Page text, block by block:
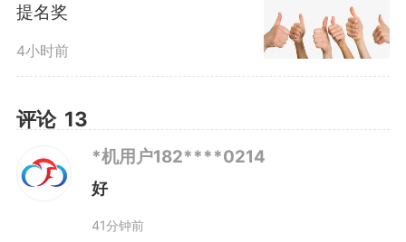
池州市是安徽省唯一省级林业
碳汇试点市，森林资源丰富、碳汇
基础扎实，此前已落地全国首单林
业目标碳票碳减排量保险，形成生
态保护与绿色金融协同发展的创新
提名奖
4小时前
评论 13
*机用户182****0214
好
41分钟前